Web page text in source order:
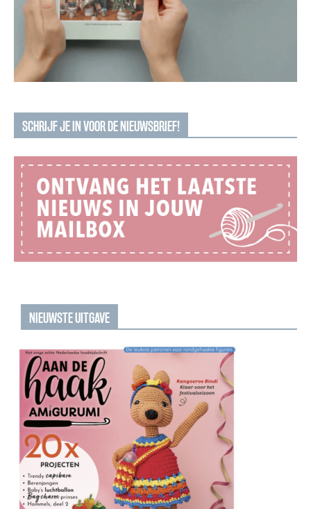
SCHRIJF JE IN VOOR DE NIEUWSBRIEF!
NIEUWSTE UITGAVE